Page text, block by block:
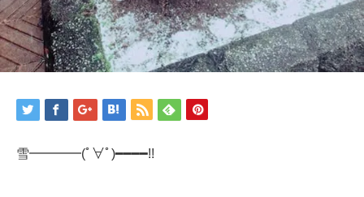
雪━━━━(ﾟ∀ﾟ)━━━━!!